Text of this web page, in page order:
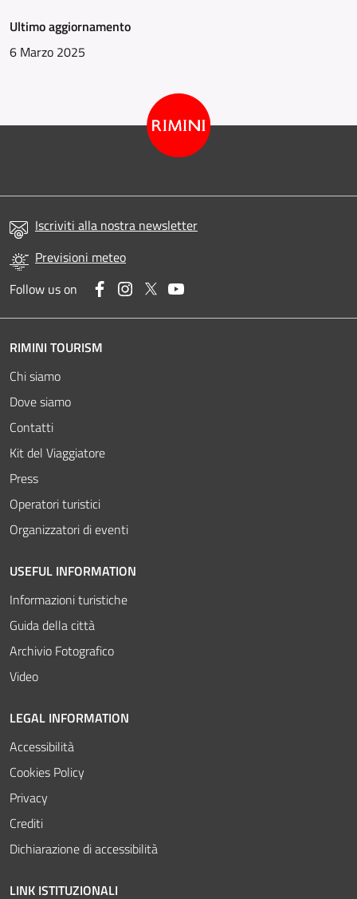
Ultimo aggiornamento
6 Marzo 2025
Iscriviti alla nostra newsletter
Previsioni meteo
Follow us on
FacebookInstagram
Twitter
RIMINI TOURISM
Chi siamo
Dove siamo
Contatti
Kit del Viaggiatore
Press
Operatori turistici
Organizzatori di eventi
USEFUL INFORMATION
Informazioni turistiche
Guida della città
Archivio Fotografico
Video
LEGAL INFORMATION
Accessibilità
Cookies Policy
Privacy
Crediti
Dichiarazione di accessibilità
LINK ISTITUZIONALI